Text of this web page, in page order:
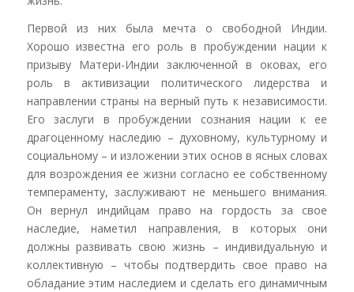
Первой из них была мечта о свободной Индии.
Хорошо известна его роль в пробуждении нации к
призыву Матери-Индии заключенной в оковах, его
роль в активизации политического лидерства и
направлении страны на верный путь к независимости.
Его заслуги в пробуждении сознания нации к ее
драгоценному наследию – духовному, культурному и
социальному – и изложении этих основ в ясных словах
для возрождения ее жизни согласно ее собственному
темпераменту, заслуживают не меньшего внимания.
Он вернул индийцам право на гордость за свое
наследие, наметил направления, в которых они
должны развивать свою жизнь – индивидуальную и
коллективную – чтобы подтвердить свое право на
обладание этим наследием и сделать его динамичным